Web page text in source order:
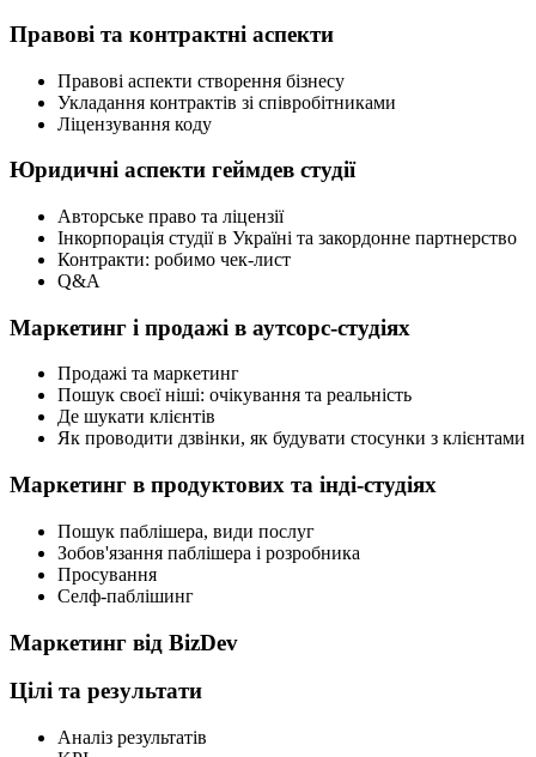
Правові та контрактні аспекти
Правові аспекти створення бізнесу
Укладання контрактів зі співробітниками
Ліцензування коду
Юридичні аспекти геймдев студії
Авторське право та ліцензії
Інкорпорація студії в Україні та закордонне партнерство
Контракти: робимо чек-лист
Q&A
Маркетинг і продажі в аутсорс-студіях
Продажі та маркетинг
Пошук своєї ніші: очікування та реальність
Де шукати клієнтів
Як проводити дзвінки, як будувати стосунки з клієнтами
Маркетинг в продуктових та інді-студіях
Пошук паблішера, види послуг
Зобов'язання паблішера і розробника
Просування
Селф-паблішинг
Маркетинг від BizDev
Цілі та результати
Аналіз результатів